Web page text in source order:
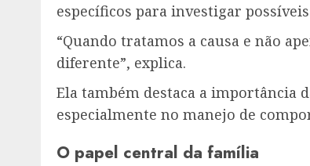
específicos para investigar
“Quando tratamos a causa e não
diferente”, explica.
Ela também destaca a importância
especialmente no manejo de
O papel central da família